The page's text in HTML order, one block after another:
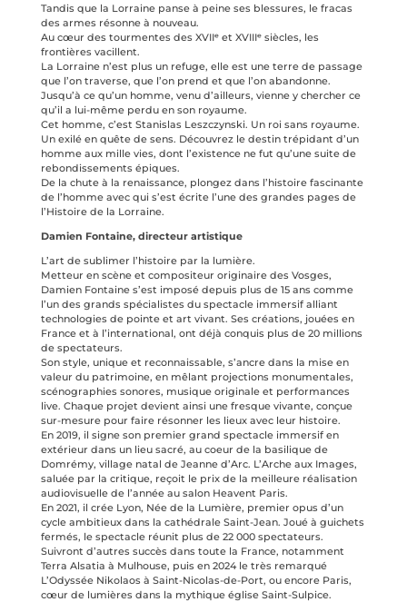
Tandis que la Lorraine panse à peine ses blessures, le fracas
des armes résonne à nouveau.
Au cœur des tourmentes des XVIIᵉ et XVIIIᵉ siècles, les
frontières vacillent.
La Lorraine n’est plus un refuge, elle est une terre de passage
que l’on traverse, que l’on prend et que l’on abandonne.
Jusqu’à ce qu’un homme, venu d’ailleurs, vienne y chercher ce
qu’il a lui-même perdu en son royaume.
Cet homme, c’est Stanislas Leszczynski. Un roi sans royaume.
Un exilé en quête de sens. Découvrez le destin trépidant d’un
homme aux mille vies, dont l’existence ne fut qu’une suite de
rebondissements épiques.
De la chute à la renaissance, plongez dans l’histoire fascinante
de l’homme avec qui s’est écrite l’une des grandes pages de
l’Histoire de la Lorraine.
Damien Fontaine, directeur artistique
L’art de sublimer l’histoire par la lumière.
Metteur en scène et compositeur originaire des Vosges,
Damien Fontaine s’est imposé depuis plus de 15 ans comme
l’un des grands spécialistes du spectacle immersif alliant
technologies de pointe et art vivant. Ses créations, jouées en
France et à l’international, ont déjà conquis plus de 20 millions
de spectateurs.
Son style, unique et reconnaissable, s’ancre dans la mise en
valeur du patrimoine, en mêlant projections monumentales,
scénographies sonores, musique originale et performances
live. Chaque projet devient ainsi une fresque vivante, conçue
sur-mesure pour faire résonner les lieux avec leur histoire.
En 2019, il signe son premier grand spectacle immersif en
extérieur dans un lieu sacré, au coeur de la basilique de
Domrémy, village natal de Jeanne d’Arc. L’Arche aux Images,
saluée par la critique, reçoit le prix de la meilleure réalisation
audiovisuelle de l’année au salon Heavent Paris.
En 2021, il crée Lyon, Née de la Lumière, premier opus d’un
cycle ambitieux dans la cathédrale Saint-Jean. Joué à guichets
fermés, le spectacle réunit plus de 22 000 spectateurs.
Suivront d’autres succès dans toute la France, notamment
Terra Alsatia à Mulhouse, puis en 2024 le très remarqué
L’Odyssée Nikolaos à Saint-Nicolas-de-Port, ou encore Paris,
cœur de lumières dans la mythique église Saint-Sulpice.